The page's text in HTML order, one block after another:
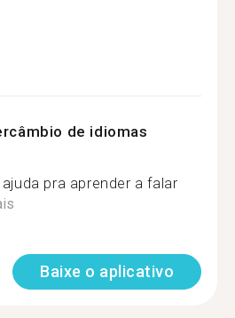
de idiomas
pra aprender a falar
Baixe o aplicativo